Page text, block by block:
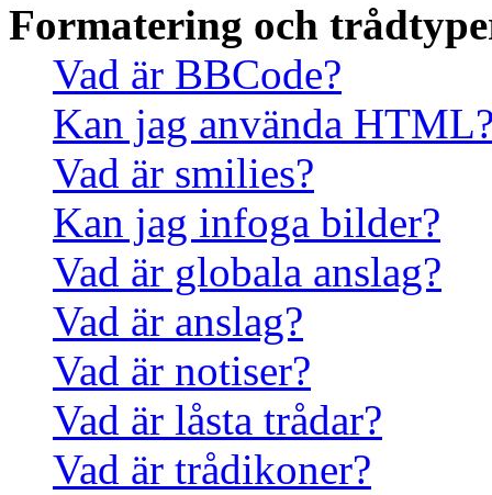
Formatering och
Vad är BBCode?
Kan jag använda
Vad är smilies?
Kan jag infoga bilder?
Vad är globala anslag?
Vad är anslag?
Vad är notiser?
Vad är låsta trådar?
Vad är trådikoner?